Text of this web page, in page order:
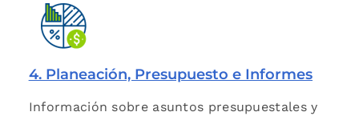
4. Planeación, Presupuesto e Informes
Información sobre asuntos presupuestales y